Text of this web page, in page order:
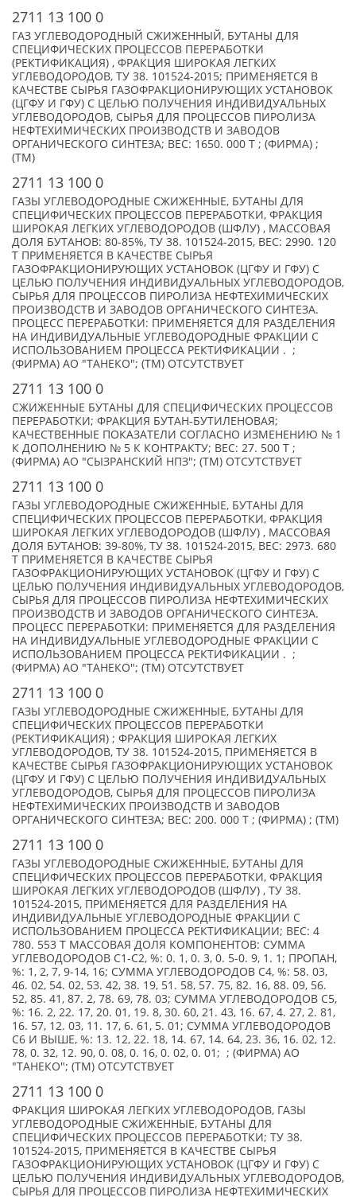
2711 13 100 0
ГАЗ УГЛЕВОДОРОДНЫЙ СЖИЖЕННЫЙ, БУТАНЫ ДЛЯ
СПЕЦИФИЧЕСКИХ ПРОЦЕССОВ ПЕРЕРАБОТКИ
(РЕКТИФИКАЦИЯ) , ФРАКЦИЯ ШИРОКАЯ ЛЕГКИХ
УГЛЕВОДОРОДОВ, ТУ 38. 101524-2015; ПРИМЕНЯЕТСЯ В
КАЧЕСТВЕ СЫРЬЯ ГАЗОФРАКЦИОНИРУЮЩИХ УСТАНОВОК
(ЦГФУ И ГФУ) С ЦЕЛЬЮ ПОЛУЧЕНИЯ ИНДИВИДУАЛЬНЫХ
УГЛЕВОДОРОДОВ, СЫРЬЯ ДЛЯ ПРОЦЕССОВ ПИРОЛИЗА
НЕФТЕХИМИЧЕСКИХ ПРОИЗВОДСТВ И ЗАВОДОВ
ОРГАНИЧЕСКОГО СИНТЕЗА; ВЕС: 1650. 000 Т ; (ФИРМА) ;
(TM)
2711 13 100 0
ГАЗЫ УГЛЕВОДОРОДНЫЕ СЖИЖЕННЫЕ, БУТАНЫ ДЛЯ
СПЕЦИФИЧЕСКИХ ПРОЦЕССОВ ПЕРЕРАБОТКИ, ФРАКЦИЯ
ШИРОКАЯ ЛЕГКИХ УГЛЕВОДОРОДОВ (ШФЛУ) , МАССОВАЯ
ДОЛЯ БУТАНОВ: 80-85%, ТУ 38. 101524-2015, ВЕС: 2990. 120
Т ПРИМЕНЯЕТСЯ В КАЧЕСТВЕ СЫРЬЯ
ГАЗОФРАКЦИОНИРУЮЩИХ УСТАНОВОК (ЦГФУ И ГФУ) С
ЦЕЛЬЮ ПОЛУЧЕНИЯ ИНДИВИДУАЛЬНЫХ УГЛЕВОДОРОДОВ,
СЫРЬЯ ДЛЯ ПРОЦЕССОВ ПИРОЛИЗА НЕФТЕХИМИЧЕСКИХ
ПРОИЗВОДСТВ И ЗАВОДОВ ОРГАНИЧЕСКОГО СИНТЕЗА.
ПРОЦЕСС ПЕРЕРАБОТКИ: ПРИМЕНЯЕТСЯ ДЛЯ РАЗДЕЛЕНИЯ
НА ИНДИВИДУАЛЬНЫЕ УГЛЕВОДОРОДНЫЕ ФРАКЦИИ С
ИСПОЛЬЗОВАНИЕМ ПРОЦЕССА РЕКТИФИКАЦИИ . ;
(ФИРМА) АО "ТАНЕКО"; (TM) ОТСУТСТВУЕТ
2711 13 100 0
СЖИЖЕННЫЕ БУТАНЫ ДЛЯ СПЕЦИФИЧЕСКИХ ПРОЦЕССОВ
ПЕРЕРАБОТКИ; ФРАКЦИЯ БУТАН-БУТИЛЕНОВАЯ;
КАЧЕСТВЕННЫЕ ПОКАЗАТЕЛИ СОГЛАСНО ИЗМЕНЕНИЮ № 1
К ДОПОЛНЕНИЮ № 5 К КОНТРАКТУ; ВЕС: 27. 500 Т ;
(ФИРМА) АО "СЫЗРАНСКИЙ НПЗ"; (TM) ОТСУТСТВУЕТ
2711 13 100 0
ГАЗЫ УГЛЕВОДОРОДНЫЕ СЖИЖЕННЫЕ, БУТАНЫ ДЛЯ
СПЕЦИФИЧЕСКИХ ПРОЦЕССОВ ПЕРЕРАБОТКИ, ФРАКЦИЯ
ШИРОКАЯ ЛЕГКИХ УГЛЕВОДОРОДОВ (ШФЛУ) , МАССОВАЯ
ДОЛЯ БУТАНОВ: 39-80%, ТУ 38. 101524-2015, ВЕС: 2973. 680
Т ПРИМЕНЯЕТСЯ В КАЧЕСТВЕ СЫРЬЯ
ГАЗОФРАКЦИОНИРУЮЩИХ УСТАНОВОК (ЦГФУ И ГФУ) С
ЦЕЛЬЮ ПОЛУЧЕНИЯ ИНДИВИДУАЛЬНЫХ УГЛЕВОДОРОДОВ,
СЫРЬЯ ДЛЯ ПРОЦЕССОВ ПИРОЛИЗА НЕФТЕХИМИЧЕСКИХ
ПРОИЗВОДСТВ И ЗАВОДОВ ОРГАНИЧЕСКОГО СИНТЕЗА.
ПРОЦЕСС ПЕРЕРАБОТКИ: ПРИМЕНЯЕТСЯ ДЛЯ РАЗДЕЛЕНИЯ
НА ИНДИВИДУАЛЬНЫЕ УГЛЕВОДОРОДНЫЕ ФРАКЦИИ С
ИСПОЛЬЗОВАНИЕМ ПРОЦЕССА РЕКТИФИКАЦИИ . ;
(ФИРМА) АО "ТАНЕКО"; (TM) ОТСУТСТВУЕТ
2711 13 100 0
ГАЗЫ УГЛЕВОДОРОДНЫЕ СЖИЖЕННЫЕ, БУТАНЫ ДЛЯ
СПЕЦИФИЧЕСКИХ ПРОЦЕССОВ ПЕРЕРАБОТКИ
(РЕКТИФИКАЦИЯ) ; ФРАКЦИЯ ШИРОКАЯ ЛЕГКИХ
УГЛЕВОДОРОДОВ, ТУ 38. 101524-2015, ПРИМЕНЯЕТСЯ В
КАЧЕСТВЕ СЫРЬЯ ГАЗОФРАКЦИОНИРУЮЩИХ УСТАНОВОК
(ЦГФУ И ГФУ) С ЦЕЛЬЮ ПОЛУЧЕНИЯ ИНДИВИДУАЛЬНЫХ
УГЛЕВОДОРОДОВ, СЫРЬЯ ДЛЯ ПРОЦЕССОВ ПИРОЛИЗА
НЕФТЕХИМИЧЕСКИХ ПРОИЗВОДСТВ И ЗАВОДОВ
ОРГАНИЧЕСКОГО СИНТЕЗА; ВЕС: 200. 000 Т ; (ФИРМА) ; (TM)
2711 13 100 0
ГАЗЫ УГЛЕВОДОРОДНЫЕ СЖИЖЕННЫЕ, БУТАНЫ ДЛЯ
СПЕЦИФИЧЕСКИХ ПРОЦЕССОВ ПЕРЕРАБОТКИ, ФРАКЦИЯ
ШИРОКАЯ ЛЕГКИХ УГЛЕВОДОРОДОВ (ШФЛУ) , ТУ 38.
101524-2015, ПРИМЕНЯЕТСЯ ДЛЯ РАЗДЕЛЕНИЯ НА
ИНДИВИДУАЛЬНЫЕ УГЛЕВОДОРОДНЫЕ ФРАКЦИИ С
ИСПОЛЬЗОВАНИЕМ ПРОЦЕССА РЕКТИФИКАЦИИ; ВЕС: 4
780. 553 Т МАССОВАЯ ДОЛЯ КОМПОНЕНТОВ: СУММА
УГЛЕВОДОРОДОВ С1-С2, %: 0. 1, 0. 3, 0. 5-0. 9, 1. 1; ПРОПАН,
%: 1, 2, 7, 9-14, 16; СУММА УГЛЕВОДОРОДОВ С4, %: 58. 03,
46. 02, 54. 02, 53. 42, 38. 19, 51. 58, 57. 75, 82. 16, 88. 09, 56.
52, 85. 41, 87. 2, 78. 69, 78. 03; СУММА УГЛЕВОДОРОДОВ С5,
%: 16. 2, 22. 17, 20. 01, 19. 8, 30. 60, 21. 43, 16. 67, 4. 27, 2. 81,
16. 57, 12. 03, 11. 17, 6. 61, 5. 01; СУММА УГЛЕВОДОРОДОВ
С6 И ВЫШЕ, %: 13. 12, 22. 18, 14. 67, 14. 64, 23. 36, 16. 02, 12.
78, 0. 32, 12. 90, 0. 08, 0. 16, 0. 02, 0. 01; ; (ФИРМА) АО
"ТАНЕКО"; (TM) ОТСУТСТВУЕТ
2711 13 100 0
ФРАКЦИЯ ШИРОКАЯ ЛЕГКИХ УГЛЕВОДОРОДОВ, ГАЗЫ
УГЛЕВОДОРОДНЫЕ СЖИЖЕННЫЕ, БУТАНЫ ДЛЯ
СПЕЦИФИЧЕСКИХ ПРОЦЕССОВ ПЕРЕРАБОТКИ; ТУ 38.
101524-2015, ПРИМЕНЯЕТСЯ В КАЧЕСТВЕ СЫРЬЯ
ГАЗОФРАКЦИОНИРУЮЩИХ УСТАНОВОК (ЦГФУ И ГФУ) С
ЦЕЛЬЮ ПОЛУЧЕНИЯ ИНДИВИДУАЛЬНЫХ УГЛЕВОДОРОДОВ,
СЫРЬЯ ДЛЯ ПРОЦЕССОВ ПИРОЛИЗА НЕФТЕХИМИЧЕСКИХ